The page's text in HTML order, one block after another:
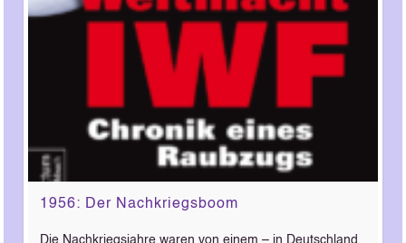
1956: Der Nachkriegsboom